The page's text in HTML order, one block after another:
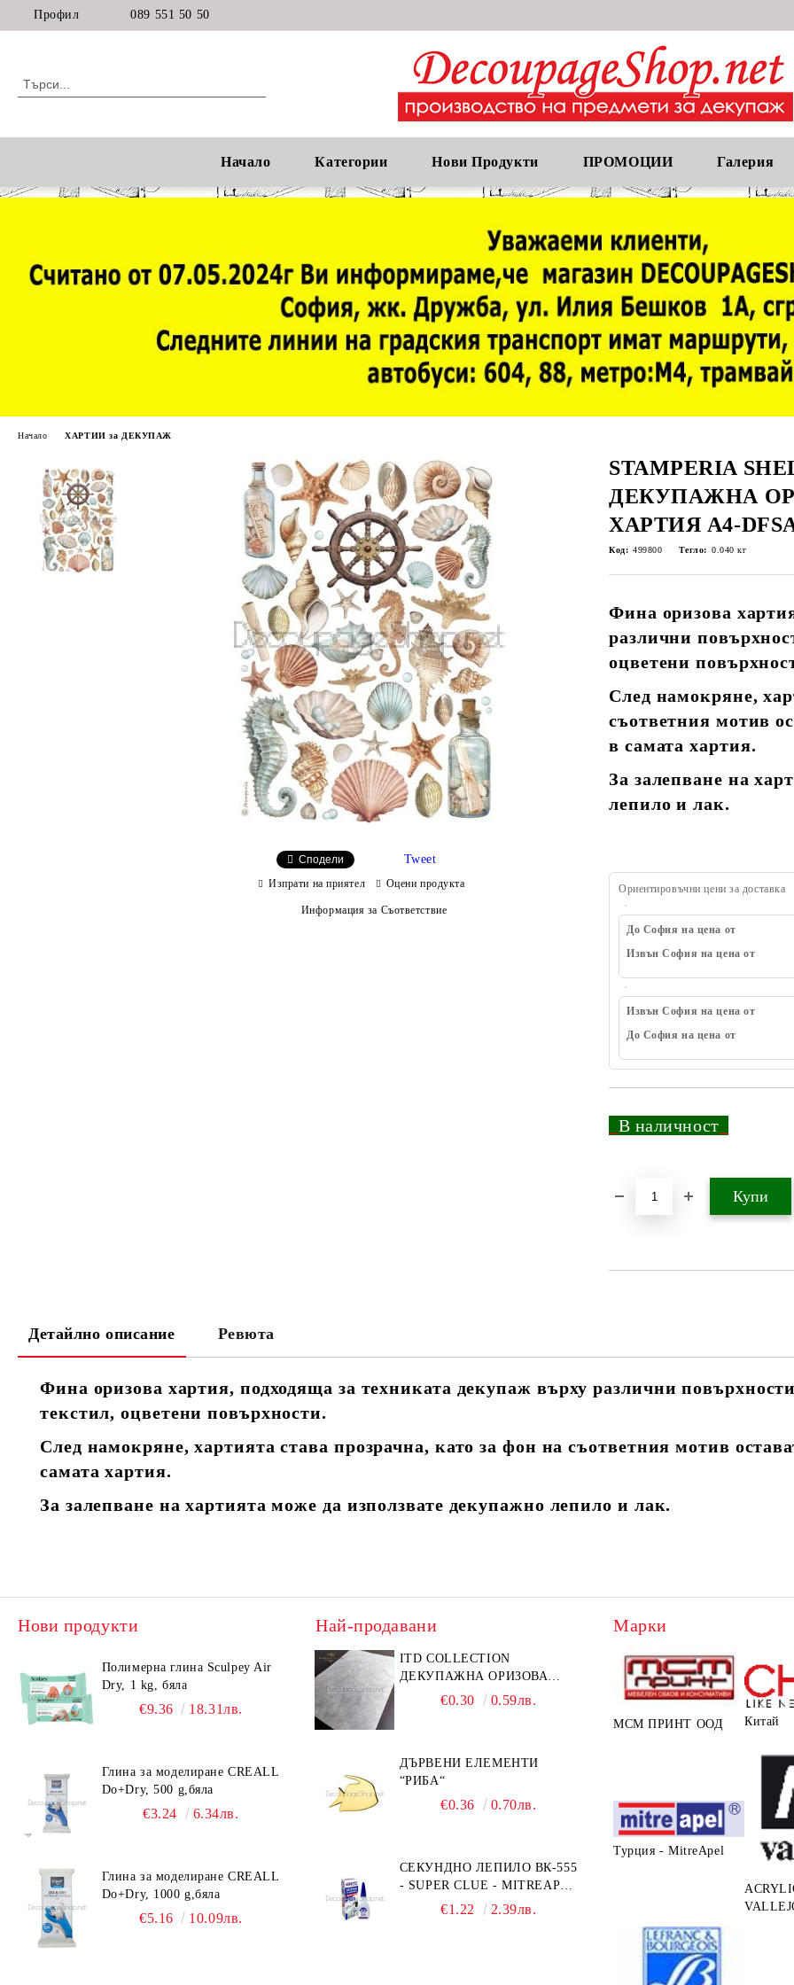
Профил 089 551 50 50
Начало Категории Нови Продукти ПРОМОЦИИ Галерия
Начало ХАРТИИ за ДЕКУПАЖ
STAMPERIA
ДЕКУПАЖНА
ХАРТИЯ А4-
Код: 499800 Тегло: 0.040 кг
Фина оризова
различни
оцветени
След намокряне,
съответния мотив
в самата хартия.
За залепване на
лепило и лак.
Ориентировъчни цени за доставка
До София на цена от
Извън София на цена от
Извън София на цена от
До София на цена от
В наличност
Сподели Tweet
Изпрати на приятел Оцени продукта
Информация за Съответствие
Детайлно описание Ревюта
Фина оризова хартия, подходяща за техниката декупаж върху различни
текстил, оцветени повърхности.
След намокряне, хартията става прозрачна, като за фон на съответния мотив
самата хартия.
За залепване на хартията може да използвате декупажно лепило и лак.
Нови продукти
Полимерна глина Sculpey Air
Dry, 1 kg, бяла
€9.36 18.31лв.
Глина за моделиране CREALL
Do+Dry, 500 g,бяла
€3.24 6.34лв.
Глина за моделиране CREALL
Do+Dry, 1000 g,бяла
€5.16 10.09лв.
Най-продавани
ITD COLLECTION
ДЕКУПАЖНА ОРИЗОВА
ХАРТИЯ А5 БЯЛА - RC044
€0.30 0.59лв.
ДЪРВЕНИ ЕЛЕМЕНТИ
“РИБА“
€0.36 0.70лв.
СЕКУНДНО ЛЕПИЛО ВК-555
- SUPER CLUE - MITREAPEL
€1.22 2.39лв.
Марки
МСМ ПРИНТ ООД Китай
Турция - MitreApel